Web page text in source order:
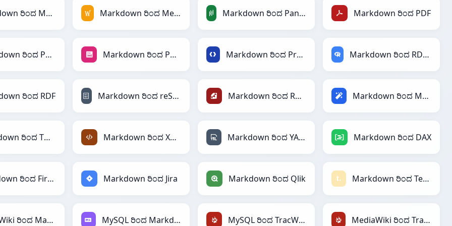
Markdown ರಿಂದ MATLAB Markdown ರಿಂದ MediaWiki Markdown ರಿಂದ PandasDataFrame Markdown ರಿಂದ PDF
Markdown ರಿಂದ PHP Markdown ರಿಂದ PNG Markdown ರಿಂದ Protobuf Markdown ರಿಂದ RDataFrame
ರಿಂದ RDF Markdown ರಿಂದ reStructuredText Markdown ರಿಂದ Ruby Markdown ರಿಂದ Magic
Markdown ರಿಂದ TOML Markdown ರಿಂದ XML Markdown ರಿಂದ YAML Markdown ರಿಂದ DAX
Markdown ರಿಂದ Firebase Markdown ರಿಂದ Jira Markdown ರಿಂದ Qlik Markdown ರಿಂದ Textile
MediaWiki ರಿಂದ Markdown MySQL ರಿಂದ Markdown MySQL ರಿಂದ TracWiki MediaWiki ರಿಂದ TracWiki